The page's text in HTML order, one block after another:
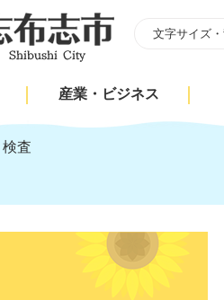
文字サイズ
産業・ビジネス
検査